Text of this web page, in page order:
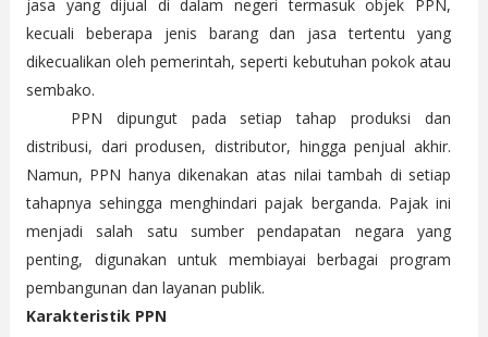
jasa yang dijual di dalam negeri termasuk objek PPN,
kecuali beberapa jenis barang dan jasa tertentu yang
dikecualikan oleh pemerintah, seperti kebutuhan pokok atau
sembako.
PPN dipungut pada setiap tahap produksi dan
distribusi, dari produsen, distributor, hingga penjual akhir.
Namun, PPN hanya dikenakan atas nilai tambah di setiap
tahapnya sehingga menghindari pajak berganda. Pajak ini
menjadi salah satu sumber pendapatan negara yang
penting, digunakan untuk membiayai berbagai program
pembangunan dan layanan publik.
Karakteristik PPN